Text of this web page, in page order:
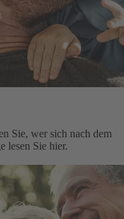
Sie, wer sich nach dem
lesen Sie hier.